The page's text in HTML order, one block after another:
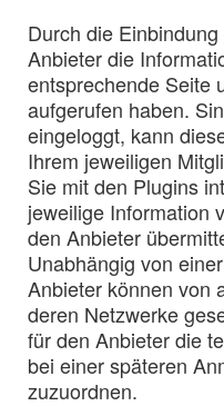
Durch die
Anbieter die
entsprechende Seite
aufgerufen haben.
eingeloggt, kann
Ihrem jeweiligen
Sie mit den Plugins
jeweilige Information
den Anbieter
Unabhängig von
Anbieter können von
deren Netzwerke
für den Anbieter die
bei einer späteren
zuzuordnen.